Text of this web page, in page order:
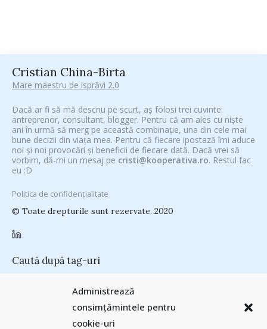
Administrează
consimțămintele pentru
cookie-uri
Cristian China-Birta
Mare maestru de isprăvi 2.0
Dacă ar fi să mă descriu pe scurt, aș folosi trei cuvinte:
antreprenor, consultant, blogger. Pentru că am ales cu niște
ani în urmă să merg pe această combinație, una din cele mai
bune decizii din viața mea. Pentru că fiecare ipostază îmi aduce
noi și noi provocări și beneficii de fiecare dată. Dacă vrei să
vorbim, dă-mi un mesaj pe cristi@kooperativa.ro. Restul fac
eu :D
Politica de confidențialitate
© Toate drepturile sunt rezervate. 2020
Caută după tag-uri
#PoateVăInteresează(94)#PrinThailandaMea
(28)antena 3(24)Antreprenoriat
Autenticitate
(24) basescu(43)